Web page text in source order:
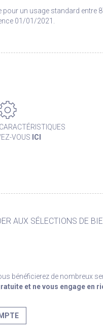
un usage standard entre
01/01/2021.
VOUS ICI
AUX SÉLECTIONS DE
bénéficierez de nombreux
et ne vous engage en